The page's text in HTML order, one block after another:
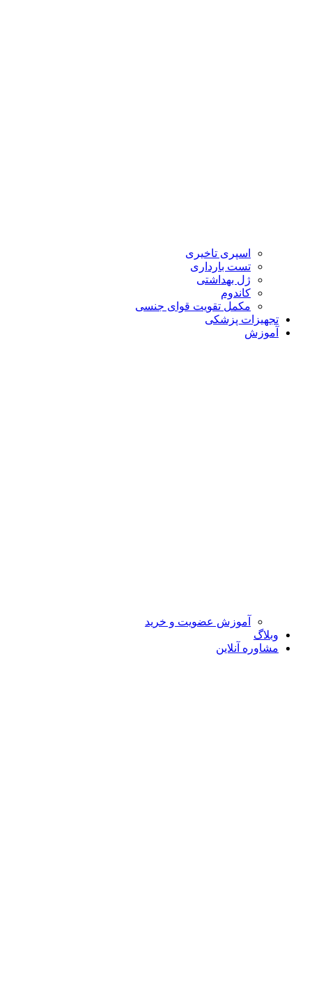
اسپری تاخیری
تست بارداری
ژل بهداشتی
کاندوم
مکمل تقویت قوای جنسی
تجهیزات پزشکی
آموزش
آموزش عضویت و خرید
وبلاگ
مشاوره آنلاین